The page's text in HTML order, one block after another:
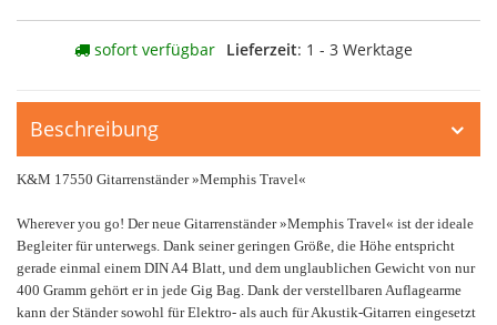
sofort verfügbar Lieferzeit: 1 - 3 Werktage
Beschreibung
K&M 17550 Gitarrenständer »Memphis Travel«
Wherever you go! Der neue Gitarrenständer »Memphis Travel« ist der ideale
Begleiter für unterwegs. Dank seiner geringen Größe, die Höhe entspricht
gerade einmal einem DIN A4 Blatt, und dem unglaublichen Gewicht von nur
400 Gramm gehört er in jede Gig Bag. Dank der verstellbaren Auflagearme
kann der Ständer sowohl für Elektro- als auch für Akustik-Gitarren eingesetzt